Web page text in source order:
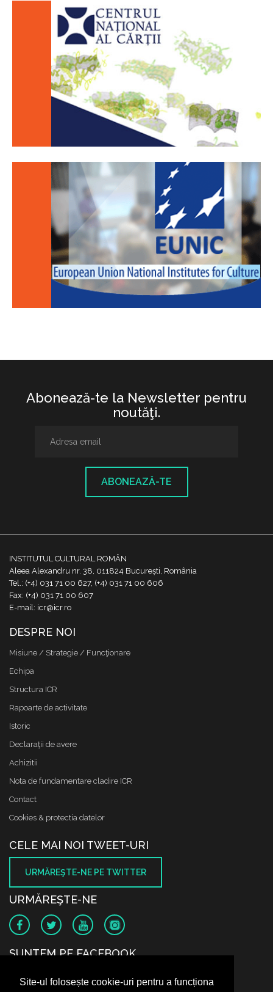
Site-ul folosește cookie-uri pentru a funcționa
Abonează-te la Newsletter pentru
noutăţi.
ABONEAZĂ-TE
INSTITUTUL CULTURAL ROMÂN
Aleea Alexandru nr. 38, 011824 București, România
Tel.: (+4) 031 71 00 627, (+4) 031 71 00 606
Fax: (+4) 031 71 00 607
E-mail: icr@icr.ro
DESPRE NOI
Misiune / Strategie / Funcţionare
Echipa
Structura ICR
Rapoarte de activitate
Istoric
Declaraţii de avere
Achizitii
Nota de fundamentare cladire ICR
Contact
Cookies & protectia datelor
CELE MAI NOI TWEET-URI
URMĂREŞTE-NE PE TWITTER
URMĂREŞTE-NE
SUNTEM PE FACEBOOK